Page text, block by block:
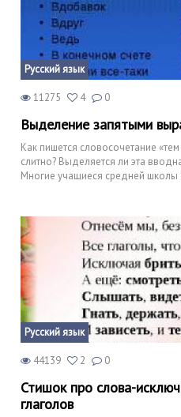
Русский язык
11275 4 0
Выделение запятыми
Как пишется словосочетание
слитно? Выделяется ли эта
Многие учащиеся средней школы
Русский язык
44139 2 0
Стишок про слова-
глаголов